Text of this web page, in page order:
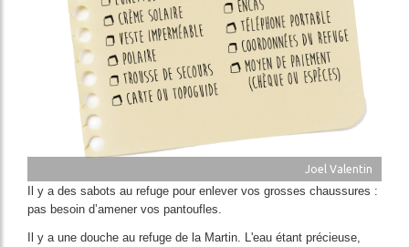
Joel Valentin
Il y a des sabots au refuge pour enlever vos grosses chaussures :
pas besoin d’amener vos pantoufles.
Il y a une douche au refuge de la Martin. L'eau étant précieuse,